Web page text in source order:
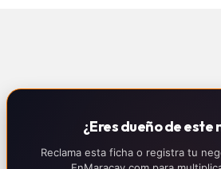
¿Eres dueño de este
Reclama esta ficha o registra tu